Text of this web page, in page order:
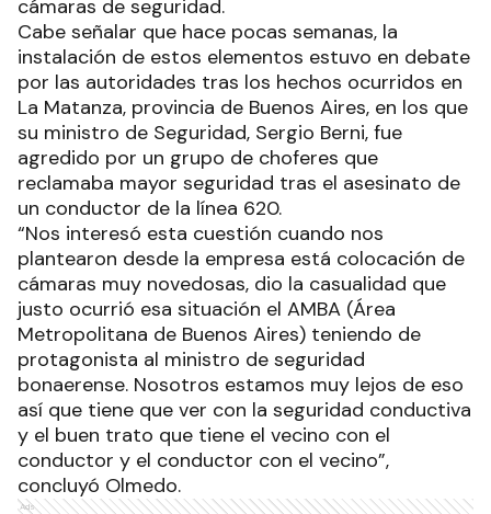
cámaras de seguridad.
Cabe señalar que hace pocas semanas, la
instalación de estos elementos estuvo en debate
por las autoridades tras los hechos ocurridos en
La Matanza, provincia de Buenos Aires, en los que
su ministro de Seguridad, Sergio Berni, fue
agredido por un grupo de choferes que
reclamaba mayor seguridad tras el asesinato de
un conductor de la línea 620.
“Nos interesó esta cuestión cuando nos
plantearon desde la empresa está colocación de
cámaras muy novedosas, dio la casualidad que
justo ocurrió esa situación el AMBA (Área
Metropolitana de Buenos Aires) teniendo de
protagonista al ministro de seguridad
bonaerense. Nosotros estamos muy lejos de eso
así que tiene que ver con la seguridad conductiva
y el buen trato que tiene el vecino con el
conductor y el conductor con el vecino”,
concluyó Olmedo.
Ads